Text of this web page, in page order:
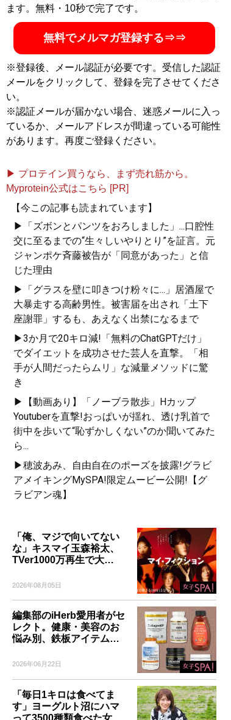
ます。無料・10秒で完了です。
無料でメルマガ登録する⇒⇒
※登録後、メール認証が必要です。受信した認証
メールをクリックして、登録を完了させてくださ
い。
※認証メールが届かない場合、迷惑メールに入っ
ているか、メールアドレスが間違っている可能性
があります。再度ご登録ください。
▶ プロテイン買うなら、まず売れ筋から。
Myprotein公式はこちら [PR]
【今この記事も読まれています】
▶「ズボンとパンツをおろしました」...口腔性
交に至るまでの“生々しいやりとり”を証言。元
ジャンポケ斉藤被告が「同意があった」と信
じた理由
▶「グラスを壁に叩きつけ粉々に...」居酒屋で
大暴走する高齢男性。被害届を出され「土下
座謝罪」するも、あえなく出禁になるまで
▶3か月で20キロ減!「無料のChatGPTだけ」
でダイエットを成功させた芸人を直撃。「相
手が人間だったらムリ」な減量メソッドに驚
き
▶【動画あり】「ノーブラ散歩」Hカップ
Youtuberを直撃!おっぱいが揺れ、透け乳首で
街中を歩いて“恥ずかしくない”のか聞いてみた
ら...
▶穂波あみ、自由自在のポーズを披露!グラビ
アメイキングMySPA!限定ムービー公開!【グ
ラビアン魂】
「俺、マジで向いてない
な」キスマイ玉森裕太、
TVer1000万再生で大…
2026年08月05日
編集部のiHerb愛用者がセ
レクト。健康・美容のお
悩み別、鉄板アイテム…
2026年06月22日
「毎日1キロは食べてま
す」ヨーグルト沼にハマ
って3500種類食べた女